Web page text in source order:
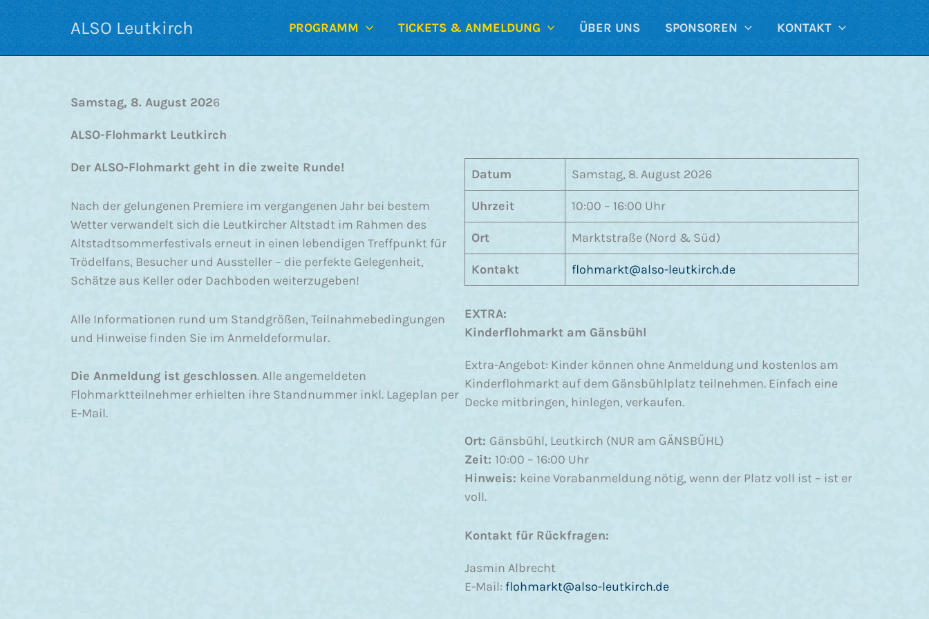
Zum
Inhalt
springen
ALSO Leutkirch PROGRAMM TICKETS & ANMELDUNG ÜBER UNS SPONSOREN KONTAKT
Samstag, 8. August 2026
ALSO-Flohmarkt Leutkirch
Der ALSO-Flohmarkt geht in die zweite Runde!
Nach der gelungenen Premiere im vergangenen Jahr bei bestem
Wetter verwandelt sich die Leutkircher Altstadt im Rahmen des
Altstadtsommerfestivals erneut in einen lebendigen Treffpunkt für
Trödelfans, Besucher und Aussteller – die perfekte Gelegenheit,
Schätze aus Keller oder Dachboden weiterzugeben!
Alle Informationen rund um Standgrößen, Teilnahmebedingungen
und Hinweise finden Sie im Anmeldeformular.
Die Anmeldung ist geschlossen. Alle angemeldeten
Flohmarktteilnehmer erhielten ihre Standnummer inkl. Lageplan per
E-Mail.
Datum Samstag, 8. August 2026
Uhrzeit 10:00 – 16:00 Uhr
Ort Marktstraße (Nord & Süd)
Kontakt flohmarkt@also-leutkirch.de
EXTRA:
Kinderflohmarkt am Gänsbühl
Extra-Angebot: Kinder können ohne Anmeldung und kostenlos am
Kinderflohmarkt auf dem Gänsbühlplatz teilnehmen. Einfach eine
Decke mitbringen, hinlegen, verkaufen.
Ort: Gänsbühl, Leutkirch (NUR am GÄNSBÜHL)
Zeit: 10:00 – 16:00 Uhr
Hinweis: keine Vorabanmeldung nötig, wenn der Platz voll ist – ist er
voll.
Kontakt für Rückfragen:
Jasmin Albrecht
E-Mail: flohmarkt@also-leutkirch.de